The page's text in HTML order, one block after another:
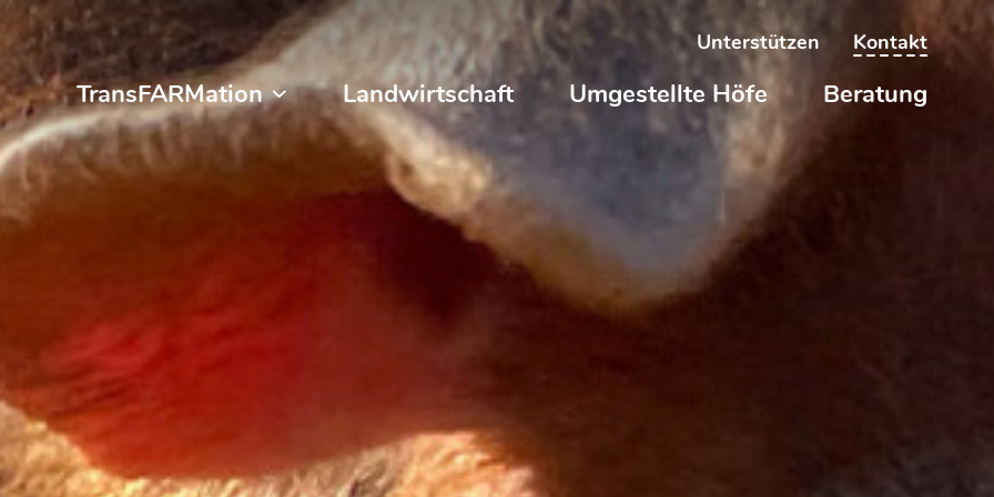
TransFARMation Landwirtschaft Umgestellte Höfe Beratung
Unterstützen Kontakt